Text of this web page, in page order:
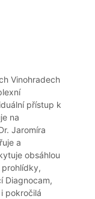
Vinohradech
přístup k
na
Jaromíra
a
obsáhlou
Diagnocam,
pokročilá